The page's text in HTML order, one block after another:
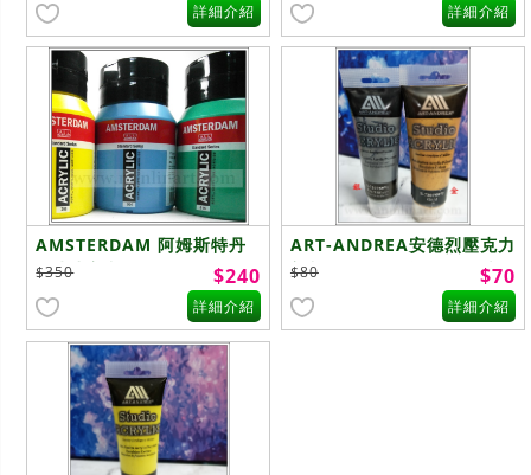
詳細介紹 詳細介紹
AMSTERDAM 阿姆斯特丹
壓克力顏料 500ml
$350 $240
詳細介紹
ART-ANDREA安德烈壓克力
顏料(75ml) - 金/銀 /珍珠白
$80 $70
詳細介紹